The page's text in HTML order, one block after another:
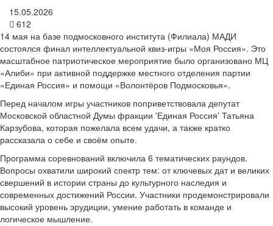
15.05.2026
612
14 мая на базе подмосковного института (Филиала) МАДИ
состоялся финал интеллектуальной квиз-игры «Моя Россия». Это
масштабное патриотическое мероприятие было организовано МЦ
«Алиби» при активной поддержке местного отделения партии
«Единая Россия» и помощи «Волонтёров Подмосковья».
Перед началом игры участников поприветствовала депутат
Московской областной Думы фракции 'Единая Россия' Татьяна
Карзубова, которая пожелала всем удачи, а также кратко
рассказала о себе и своём опыте.
Программа соревнований включила 6 тематических раундов.
Вопросы охватили широкий спектр тем: от ключевых дат и великих
свершений в истории страны до культурного наследия и
современных достижений России. Участники продемонстрировали
высокий уровень эрудиции, умение работать в команде и
логическое мышление.